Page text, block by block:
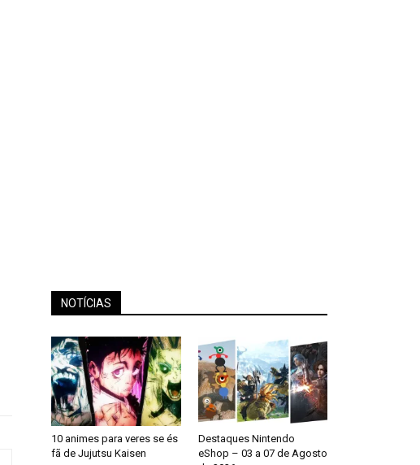
NOTÍCIAS
10 animes para veres se és
fã de Jujutsu Kaisen
Destaques Nintendo
eShop – 03 a 07 de Agosto